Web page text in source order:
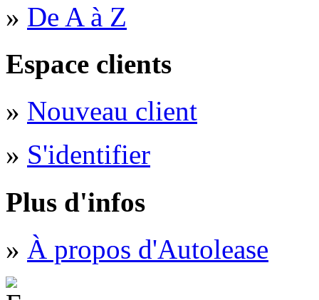
» De A à Z
Espace clients
» Nouveau client
» S'identifier
Plus d'infos
» À propos d'Autolease